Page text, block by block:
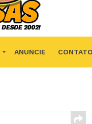
ANUNCIE CONTATO